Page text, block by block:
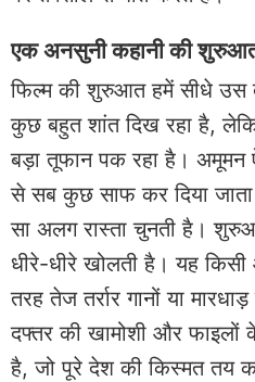
एक अनसुनी कहानी की
फिल्म की शुरुआत हमें सीधे उस
कुछ बहुत शांत दिख रहा है,
बड़ा तूफान पक रहा है। अमूमन
से सब कुछ साफ कर दिया जाता
सा अलग रास्ता चुनती है।
धीरे-धीरे खोलती है। यह
तरह तेज तर्रार गानों या
दफ्तर की खामोशी और फाइलों
है, जो पूरे देश की किस्मत तय